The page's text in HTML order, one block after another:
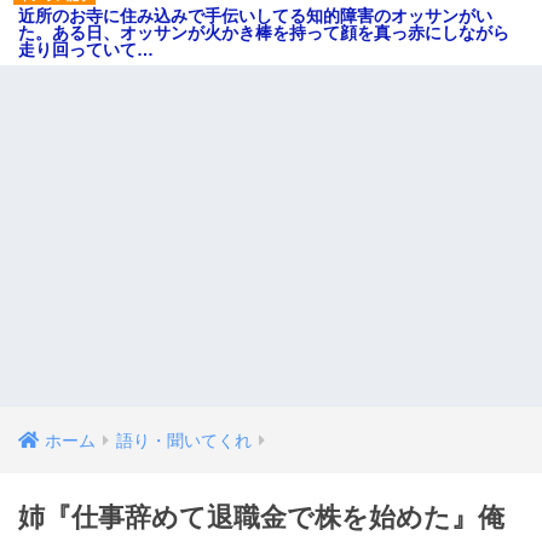
近所のお寺に住み込みで手伝いしてる知的障害のオッサンがい
た。ある日、オッサンが火かき棒を持って顔を真っ赤にしながら
走り回っていて…
ホーム 語り・聞いてくれ
姉『仕事辞めて退職金で株を始めた』俺